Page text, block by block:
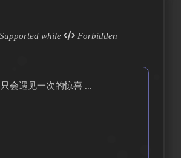
while Forbidden
会遇见一次的惊喜 ...